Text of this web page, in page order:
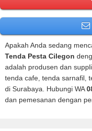
Apakah Anda sedang
Tenda Pesta Cilegon
adalah produsen dan
tenda cafe, tenda sarnafil,
di Surabaya. Hubungi WA
dan pemesanan dengan